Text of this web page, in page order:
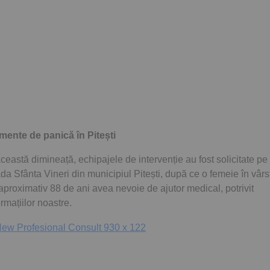
de panică în Pitești
dimineață, echipajele de intervenție au fost solicitate pe
Sfânta Vineri din municipiul Pitești, după ce o femeie în
88 de ani avea nevoie de ajutor medical, potrivit
noastre.